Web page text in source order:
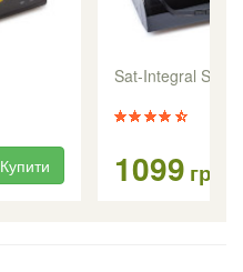
Купити
Sat-Integral S-
1099 грн